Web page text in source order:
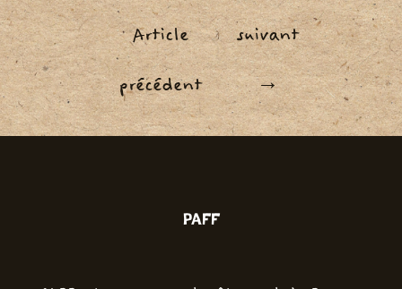
de
l’article
Article
précédent
suivant
→
PAFF